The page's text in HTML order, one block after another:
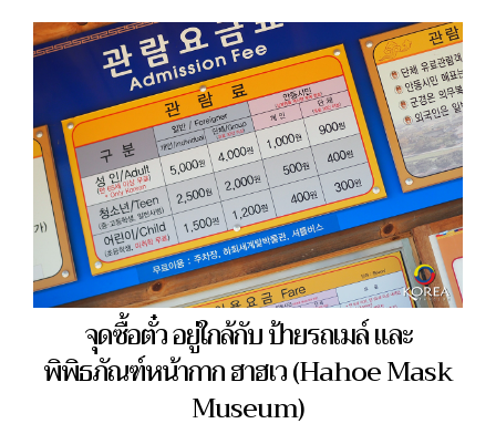
จุดซื้อตั๋ว อยู่ใกล้กับ ป้ายรถเมล์ และ
พิพิธภัณฑ์หน้ากาก ฮาฮเว (Hahoe Mask
Museum)